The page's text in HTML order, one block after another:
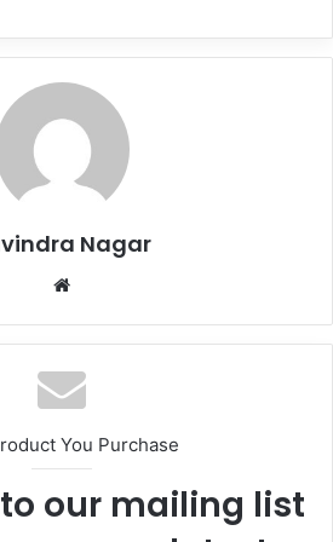
Nagar
Website
You Purchase
our mailing list